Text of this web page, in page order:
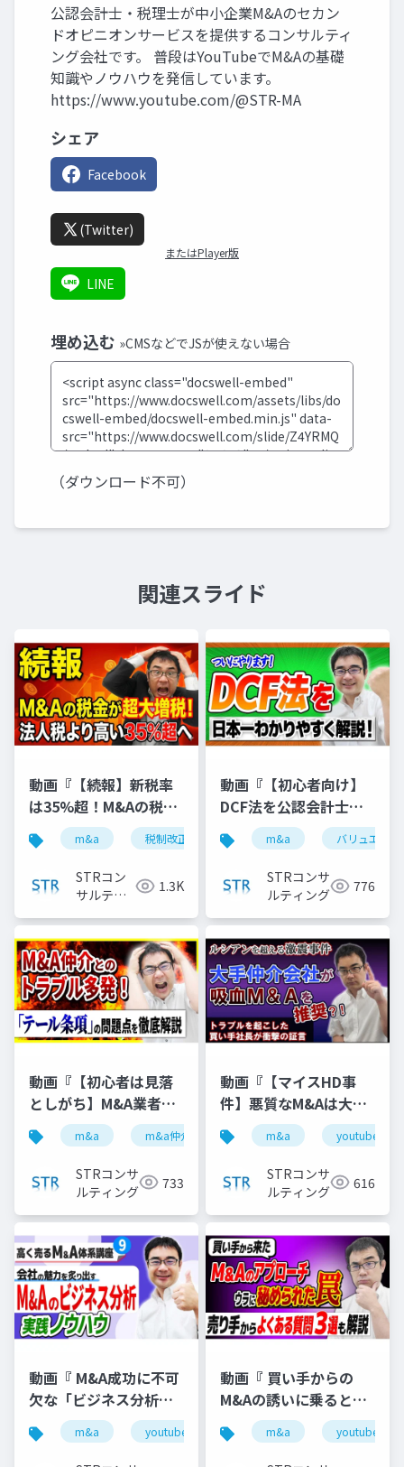
公認会計士・税理士が中小企業M&Aのセカン
ドオピニオンサービスを提供するコンサルティ
ング会社です。 普段はYouTubeでM&Aの基礎
知識やノウハウを発信しています。
https://www.youtube.com/@STR-MA
シェア
Facebook
(Twitter)
またはPlayer版
LINE
埋め込む »CMSなどでJSが使えない場合
（ダウンロード不可）
関連スライド
動画『【続報】新税率
は35%超！M&Aの税金
が大幅増税｜3.5億円か
ら対象に』で投影した
m&a 税制改正 税金ミニマム課税 税理士
STRコン
サルティ
1.3K
動画『【初心者向け】
DCF法を公認会計士が
日本一わかりやすく解
説 』で投影した資料
m&a バリュエー
STRコンサ
ルティング
776
動画『【初心者は見落
としがち】M&A業者の
「テール条項」悪用ト
ラブル３選』で投影し
m&a m&a仲介 テール条項 youtube
STRコンサ
ルティング
733
動画『【マイスHD事
件】悪質なM&Aは大手
仲介が提案した？ルシ
アン以上の激震かも 』
で投影した資料
m&a youtube
STRコンサ
ルティング
616
動画『 M&A成功に不可
欠な「ビジネス分析」
の実践ノウハウ 』で投
影した資料
m&a youtube バリュエーション 企業価
動画『 買い手からの
M&Aの誘いに乗るとこ
んな仕組みで損しま
す！【M&A相談
m&a youtube